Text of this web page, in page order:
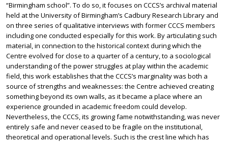
“Birmingham school”. To do so, it focuses on CCCS’s archival material
held at the University of Birmingham’s Cadbury Research Library and
on three series of qualitative interviews with former CCCS members
including one conducted especially for this work. By articulating such
material, in connection to the historical context during which the
Centre evolved for close to a quarter of a century, to a sociological
understanding of the power struggles at play within the academic
field, this work establishes that the CCCS’s marginality was both a
source of strengths and weaknesses: the Centre achieved creating
something beyond its own walls, as it became a place where an
experience grounded in academic freedom could develop.
Nevertheless, the CCCS, its growing fame notwithstanding, was never
entirely safe and never ceased to be fragile on the institutional,
theoretical and operational levels. Such is the crest line which has